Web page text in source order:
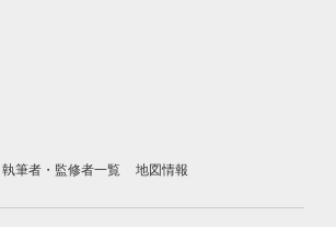
執筆者・監修者一覧 地図情報